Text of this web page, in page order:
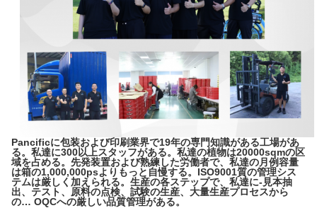
Pancificに包装および印刷業界で19年の専門知識がある工場があ
る。私達に300以上スタッフがある。私達の植物は20000sqmの区
域を占める。先発装置および熟練した労働者で、私達の月例容量
は箱の1,000,000psよりもっと自慢する。ISO9001質の管理シス
テムは厳しく加えられる。生産の各ステップで、私達に-見本抽
出、テスト、原料の点検、試験の生産、大量生産プロセスから
の… OQCへの厳しい品質管理がある。